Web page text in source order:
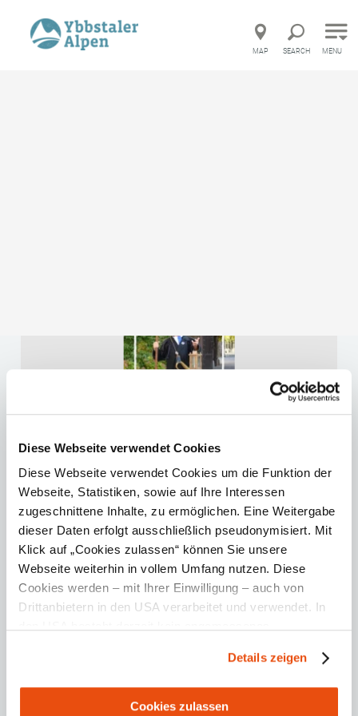
Diese Webseite verwendet Cookies
Diese Webseite verwendet Cookies um die Funktion der
Webseite, Statistiken, sowie auf Ihre Interessen
zugeschnittene Inhalte, zu ermöglichen. Eine Weitergabe
dieser Daten erfolgt ausschließlich pseudonymisiert. Mit
Klick auf „Cookies zulassen“ können Sie unsere
Webseite weiterhin in vollem Umfang nutzen. Diese
Cookies werden – mit Ihrer Einwilligung – auch von
Drittanbietern in den USA verarbeitet und verwendet. In
dass staatliche Sicherheitsbehörden entsprechende
Meta Platforms, Inc.) treffen, um Zugriff zu Daten zu
Details zeigen
Cookies zulassen
Go directly to full text search
Go directly to contents
MAP SEARCH MENU
Order now
Back to the brochure overview
More information
Downloads